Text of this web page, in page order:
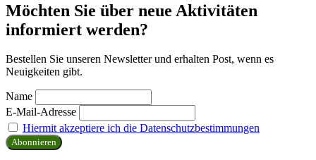
Möchten Sie über neue Aktivitäten
informiert werden?
Bestellen Sie unseren Newsletter und erhalten Post, wenn es
Neuigkeiten gibt.
Name
E-Mail-Adresse
Hiermit akzeptiere ich die Datenschutzbestimmungen